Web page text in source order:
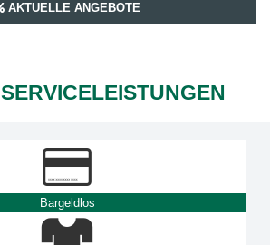
AKTUELLE ANGEBOTE
SERVICELEISTUNGEN
Bargeldlos